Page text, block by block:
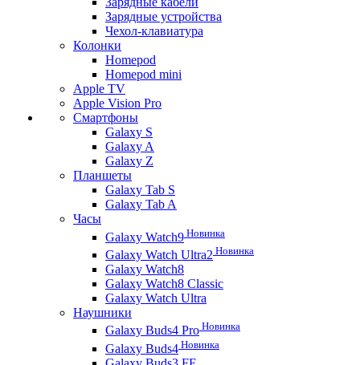
Зарядные устройства
Чехол-клавиатура
Колонки
Homepod
Homepod mini
Apple TV
Apple Vision Pro
Смартфоны
Galaxy S
Galaxy A
Galaxy Z
Планшеты
Galaxy Tab S
Galaxy Tab A
Часы
Galaxy Watch9 Новинка
Galaxy Watch Ultra2 Новинка
Galaxy Watch8
Galaxy Watch8 Classic
Galaxy Watch Ultra
Наушники
Galaxy Buds4 Pro Новинка
Galaxy Buds4 Новинка